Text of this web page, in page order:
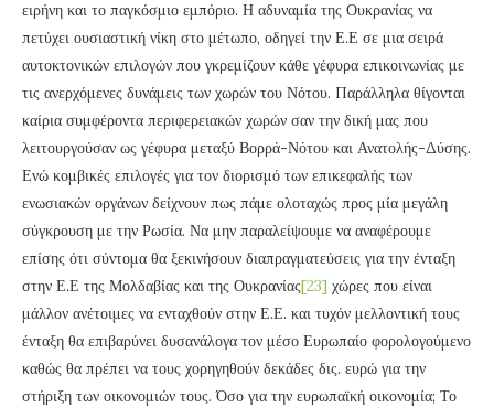
ειρήνη και το παγκόσμιο εμπόριο. Η αδυναμία της Ουκρανίας να
πετύχει ουσιαστική νίκη στο μέτωπο, οδηγεί την Ε.Ε σε μια σειρά
αυτοκτονικών επιλογών που γκρεμίζουν κάθε γέφυρα επικοινωνίας με
τις ανερχόμενες δυνάμεις των χωρών του Νότου. Παράλληλα θίγονται
καίρια συμφέροντα περιφερειακών χωρών σαν την δική μας που
λειτουργούσαν ως γέφυρα μεταξύ Βορρά-Νότου και Ανατολής-Δύσης.
Ενώ κομβικές επιλογές για τον διορισμό των επικεφαλής των
ενωσιακών οργάνων δείχνουν πως πάμε ολοταχώς προς μία μεγάλη
σύγκρουση με την Ρωσία. Να μην παραλείψουμε να αναφέρουμε
επίσης ότι σύντομα θα ξεκινήσουν διαπραγματεύσεις για την ένταξη
στην Ε.Ε της Μολδαβίας και της Ουκρανίας[23] χώρες που είναι
μάλλον ανέτοιμες να ενταχθούν στην Ε.Ε. και τυχόν μελλοντική τους
ένταξη θα επιβαρύνει δυσανάλογα τον μέσο Ευρωπαίο φορολογούμενο
καθώς θα πρέπει να τους χορηγηθούν δεκάδες δις. ευρώ για την
στήριξη των οικονομιών τους. Όσο για την ευρωπαϊκή οικονομία; Το